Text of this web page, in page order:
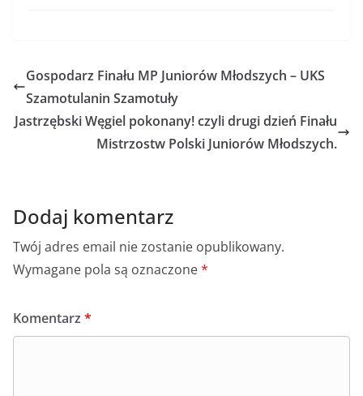
Gospodarz Finału MP Juniorów Młodszych – UKS
Szamotulanin Szamotuły
Jastrzębski Węgiel pokonany! czyli drugi dzień Finału
Mistrzostw Polski Juniorów Młodszych.
Dodaj komentarz
Twój adres email nie zostanie opublikowany.
Wymagane pola są oznaczone*
Komentarz *